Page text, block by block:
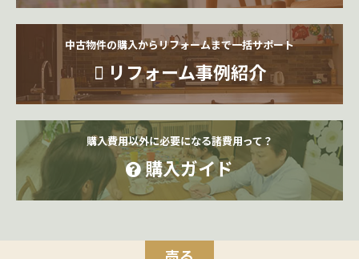
中古物件の購入からリフォームまで一括サポート
リフォーム事例紹介
購入費用以外に必要になる諸費用って？
購入ガイド